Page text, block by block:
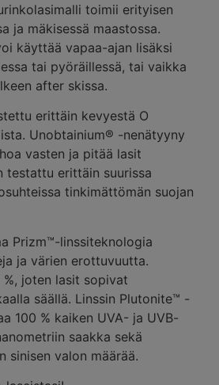
toimii erityisen
ja mäkisessä maastossa.
käyttää vapaa-ajan lisäksi
tai pyöräillessä, tai vaikka
after skissa.
erittäin kevyestä O
Unobtainium® -nenätyyny
vasten ja pitää lasit
testattu erittäin suurissa
tinkimättömän suojan
Prizm™-linssiteknologia
ja värien erottuvuutta.
%, joten lasit sopivat
säällä. Linssin Plutonite™ -
100 % kaiken UVA- ja UVB-
saakka sekä
sinisen valon määrää.